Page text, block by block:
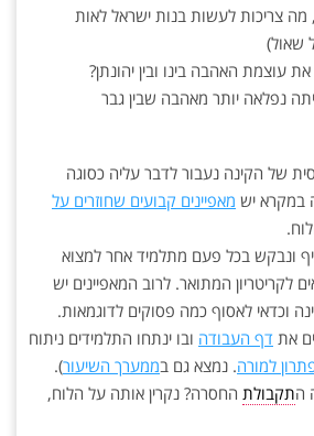
צריכות לעשות בנות ישראל לאות
שאול)
עוצמת האהבה בינו ובין יהונתן?
נפלאה יותר מאהבה שבין גבר
של הקינה נעבור לדבר עליה כסוגה
במקרא יש מאפיינים קבועים שחוזרים על
ונבקש בכל פעם מתלמיד אחר למצוא
המתואר. לרוב המאפיינים יש
וכדאי לאסוף כמה פסוקים לדוגמאות.
את דף העבודה ובו ינתחו התלמידים ניתוח
למורה. נמצא גם בממערך השיעור).
התקבולת החסרה? נקרין אותה על הלוח,